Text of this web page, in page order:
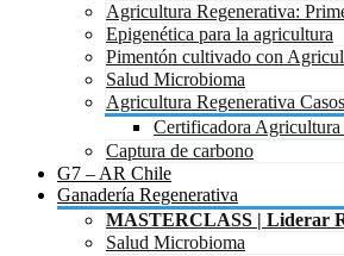
Agricultura Regenerativa:
Epigenética para la agricultura
Pimentón cultivado con
Salud Microbioma
Agricultura Regenerativa
Certificadora Agricultura
Captura de carbono
G7 – AR Chile
Ganadería Regenerativa
MASTERCLASS | Liderar
Salud Microbioma